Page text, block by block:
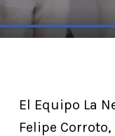
El Equipo La
Felipe